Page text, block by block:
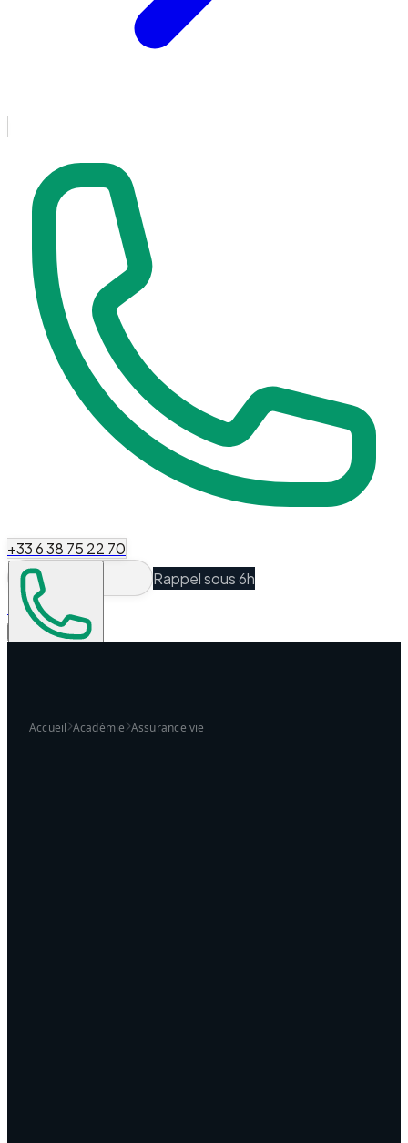
+33 6 38 75 22 70
Rappel sous 6h
Espace Client
Accueil Académie Assurance vie